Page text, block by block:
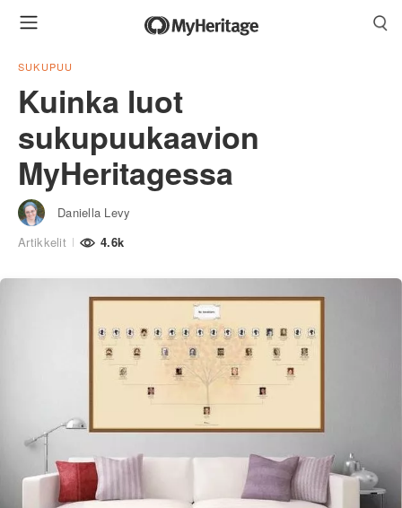
SUKUPUU
Kuinka luot
sukupuukaavion
MyHeritagessa
Daniella Levy
Artikkelit
4.6k